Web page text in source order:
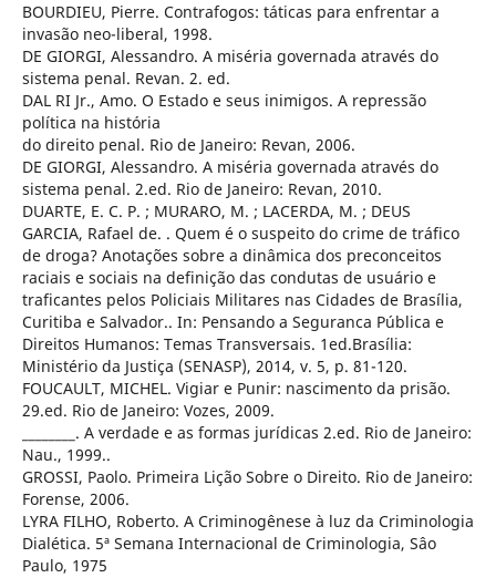
BOURDIEU, Pierre. Contrafogos: táticas para enfrentar a
invasão neo-liberal, 1998.
DE GIORGI, Alessandro. A miséria governada através do
sistema penal. Revan. 2. ed.
DAL RI Jr., Amo. O Estado e seus inimigos. A repressão
política na história
do direito penal. Rio de Janeiro: Revan, 2006.
DE GIORGI, Alessandro. A miséria governada através do
sistema penal. 2.ed. Rio de Janeiro: Revan, 2010.
DUARTE, E. C. P. ; MURARO, M. ; LACERDA, M. ; DEUS
GARCIA, Rafael de. . Quem é o suspeito do crime de tráfico
de droga? Anotações sobre a dinâmica dos preconceitos
raciais e sociais na definição das condutas de usuário e
traficantes pelos Policiais Militares nas Cidades de Brasília,
Curitiba e Salvador.. In: Pensando a Seguranca Pública e
Direitos Humanos: Temas Transversais. 1ed.Brasília:
Ministério da Justiça (SENASP), 2014, v. 5, p. 81-120.
FOUCAULT, MICHEL. Vigiar e Punir: nascimento da prisão.
29.ed. Rio de Janeiro: Vozes, 2009.
________. A verdade e as formas jurídicas 2.ed. Rio de Janeiro:
Nau., 1999..
GROSSI, Paolo. Primeira Lição Sobre o Direito. Rio de Janeiro:
Forense, 2006.
LYRA FILHO, Roberto. A Criminogênese à luz da Criminologia
Dialética. 5ª Semana Internacional de Criminologia, Sâo
Paulo, 1975